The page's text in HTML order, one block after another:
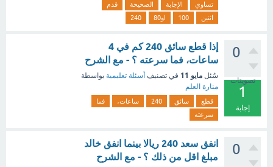
تساوي
الإجابة الصحيحة
قدم
اثنين
100 او80 240
0
تصويتات
1
إجابة
إذا قطع سائق 240 كم في 4
ساعات، فما سرعته ؟ - مع الشرح
سُئل مايو 11 في تصنيف أسئلة تعليمية بواسطة
منارة العلم
قطع سائق 240 ساعات،
فما
سرعته
0
انفق سعد 240 ريالا بينما انفق خالد
مبلغ اقل من ذلك ؟ - مع الشرح